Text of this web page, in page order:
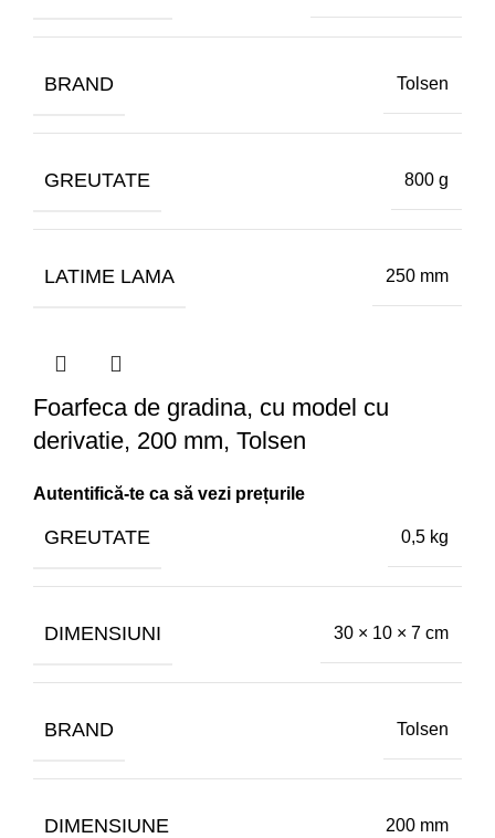
BRAND Tolsen
GREUTATE 800 g
LATIME LAMA 250 mm
Foarfeca de gradina, cu model cu
derivatie, 200 mm, Tolsen
GREUTATE 0,5 kg
DIMENSIUNI 30 × 10 × 7 cm
BRAND Tolsen
DIMENSIUNE 200 mm